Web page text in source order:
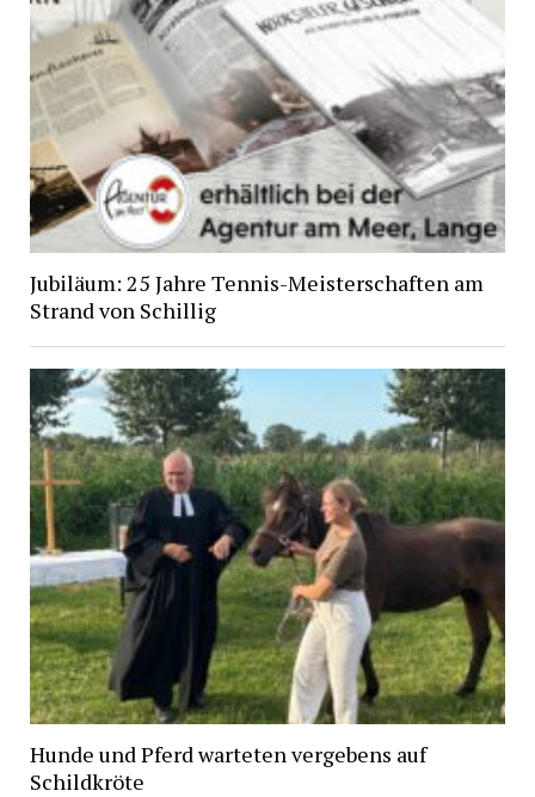
Jubiläum: 25 Jahre Tennis-Meisterschaften am
Strand von Schillig
Hunde und Pferd warteten vergebens auf
Schildkröte